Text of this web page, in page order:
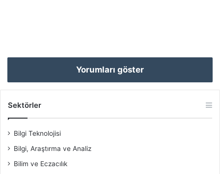
Yorumları göster
Sektörler
Bilgi Teknolojisi
Bilgi, Araştırma ve Analiz
Bilim ve Eczacılık